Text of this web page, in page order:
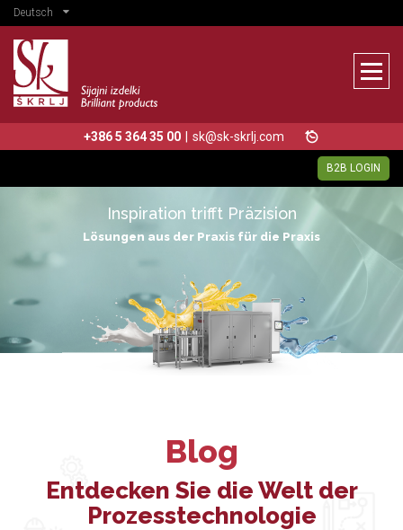
Deutsch
+386 5 364 35 00 | sk@sk-skrlj.com
B2B LOGIN
Inspiration trifft Präzision
Lösungen aus der Praxis für die Praxis
Blog
Entdecken Sie die Welt der
Prozesstechnologie